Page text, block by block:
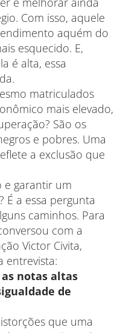
Com isso, aquele
aquém do
esquecido. E,
é alta, essa
matriculados
mais elevado,
São os
e pobres. Uma
a exclusão que
e garantir um
a essa pergunta
caminhos. Para
com a
Victor Civita,
entrevista:
notas altas
de
que uma